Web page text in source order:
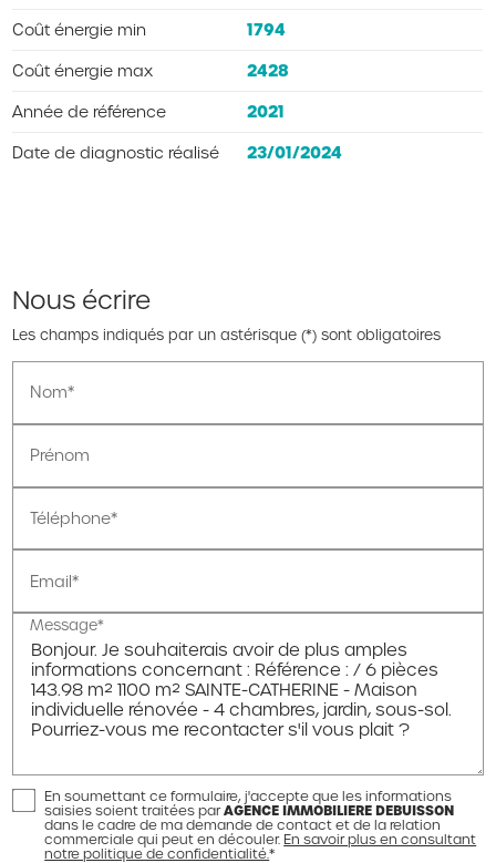
Coût énergie min 1794
Coût énergie max 2428
Année de référence 2021
Date de diagnostic réalisé 23/01/2024
Nous écrire
Les champs indiqués par un astérisque (*) sont obligatoires
Nom*
Prénom
Téléphone*
Email*
Message*
En soumettant ce formulaire, j'accepte que les informations
saisies soient traitées parAGENCE IMMOBILIERE DEBUISSON
dans le cadre de ma demande de contact et de la relation
commerciale qui peut en découler. En savoir plus en consultant
notre politique de confidentialité.*